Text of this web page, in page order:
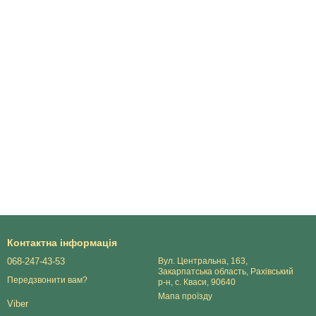
Контактна інформація
068-247-43-53
Передзвонити вам?
Viber
Вул. Центральна, 163,
Закарпатська область, Рахівський
р-н, с. Кваси, 90640
Мапа проїзду